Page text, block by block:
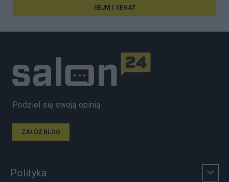
SEJM I SENAT
Podziel się swoją opinią
ZAŁÓŻ BLOG
Polityka